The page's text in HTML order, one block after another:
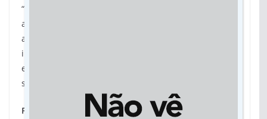
“Elas já se mostraram eficazes em várias partes e a
ampla maioria dos policiais que agem conforme a lei
as defendem. Cabe ao ministério estimular e apoiar a
implementação de políticas públicas que melhorem a
eficiência da segurança pública”, concluiu o futuro
secretário.
Fórum
– O desmembramento do Ministério em duas